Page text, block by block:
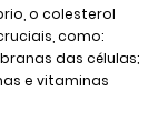
o colesterol
como:
das células;
e vitaminas